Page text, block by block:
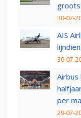
30-07-
AIS
30-07-
per
29-07-